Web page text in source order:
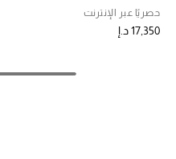
جميع إصدارتنا النسائية
حصريًا عبر الإنترنت
17,350 د.إ